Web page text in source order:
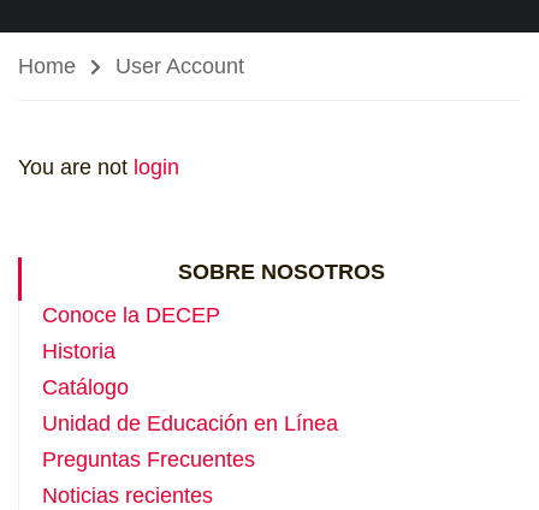
Home User Account
You are not login
SOBRE NOSOTROS
Conoce la DECEP
Historia
Catálogo
Unidad de Educación en Línea
Preguntas Frecuentes
Noticias recientes